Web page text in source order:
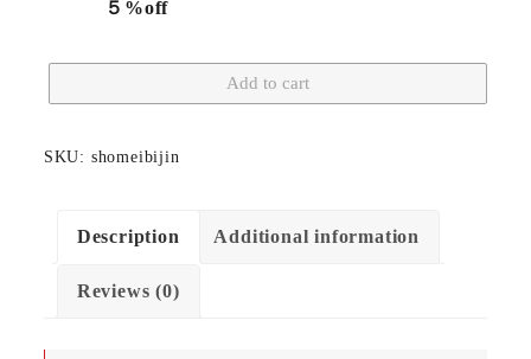
５%off
Add to cart
SKU: shomeibijin
Description Additional information
Reviews (0)